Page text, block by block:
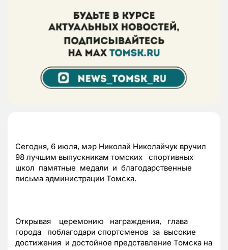
Сегодня, 6 июля, мэр Николай Николайчук вручил
98 лучшим выпускникам томских спортивных
школ памятные медали и благодарственные
письма администрации Томска.
Открывая церемонию награждения, глава
города поблагодари спортсменов за высокие
достижения и достойное представление Томска на